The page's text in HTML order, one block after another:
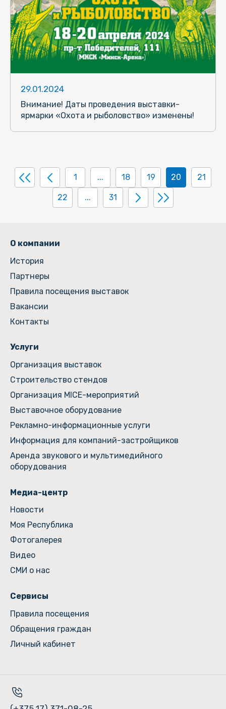
29.01.2024
Внимание! Даты проведения выставки-
ярмарки «Охота и рыболовство» изменены!
1 ... 18 19 20 21
22 ... 31
О компании
История
Партнеры
Правила посещения выставок
Вакансии
Контакты
Услуги
Организация выставок
Строительство стендов
Организация MICE-мероприятий
Выставочное оборудование
Рекламно-информационные услуги
Информация для компаний-застройщиков
Аренда звукового и мультимедийного
оборудования
Медиа-центр
Новости
Моя Республика
Фотогалерея
Видео
СМИ о нас
Сервисы
Правила посещения
Обращения граждан
Личный кабинет